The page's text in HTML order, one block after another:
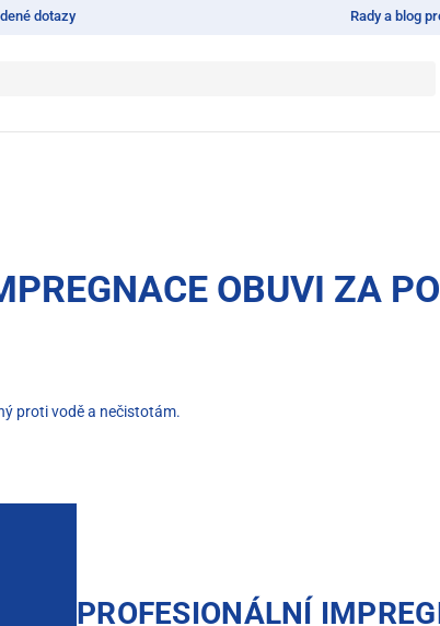
dotazy Rady a blog
OBUVI ZA
proti vodě a nečistotám.
PROFESIONÁLNÍ